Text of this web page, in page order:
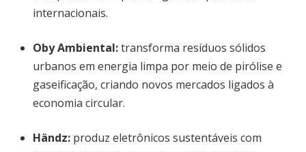
internacionais.
Oby Ambiental:transforma resíduos sólidos
urbanos em energia limpa por meio de pirólise e
gaseificação, criando novos mercados ligados à
economia circular.
Händz: produz eletrônicos sustentáveis com